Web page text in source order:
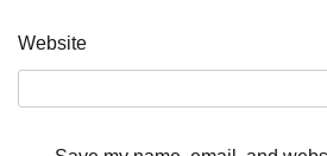
Website